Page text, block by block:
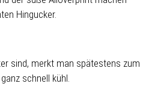
Hingucker.
sind, merkt man spätestens zum
schnell kühl.